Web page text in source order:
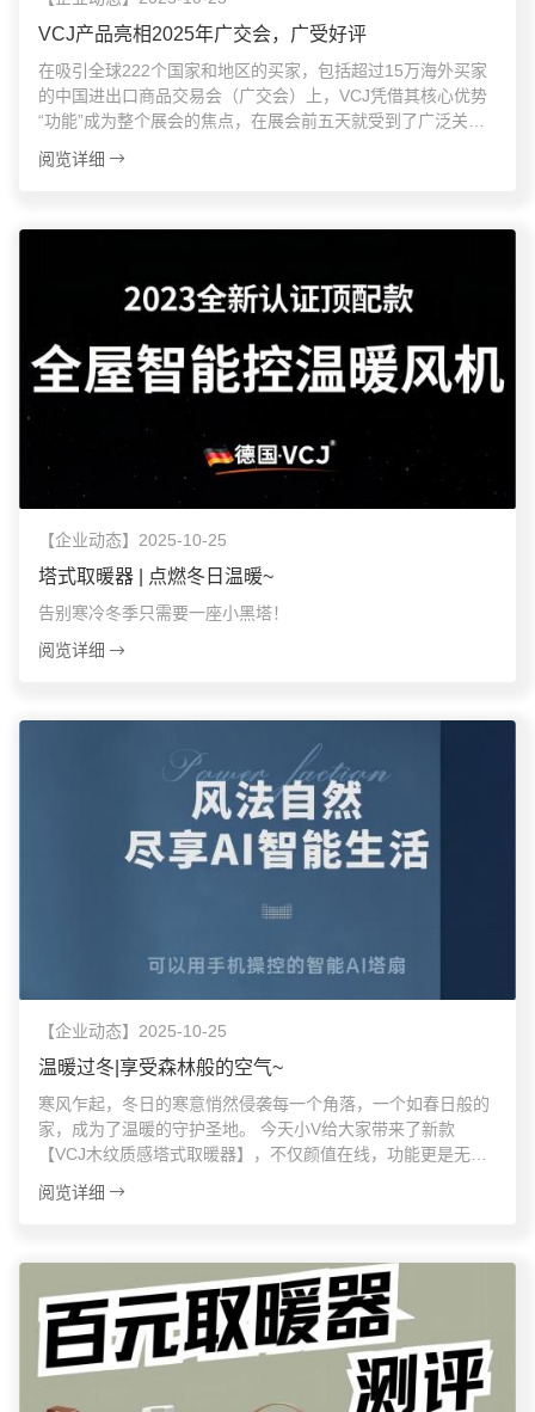
VCJ产品亮相2025年广交会，广受好评
在吸引全球222个国家和地区的买家，包括超过15万海外买家
的中国进出口商品交易会（广交会）上，VCJ凭借其核心优势
“功能”成为整个展会的焦点，在展会前五天就受到了广泛关
阅览详细
【企业动态】2025-10-25
塔式取暖器 | 点燃冬日温暖~
告别寒冷冬季只需要一座小黑塔！
阅览详细
【企业动态】2025-10-25
温暖过冬|享受森林般的空气~
寒风乍起，冬日的寒意悄然侵袭每一个角落，一个如春日般的
家，成为了温暖的守护圣地。 今天小V给大家带来了新款
【VCJ木纹质感塔式取暖器】，不仅颜值在线，功能更是无可
阅览详细